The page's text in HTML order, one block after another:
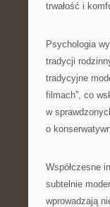
trwałość i
Psychologia
tradycji
tradycyjne
filmach”, co
w
o
Współczesne
subtelnie
wprowadzają